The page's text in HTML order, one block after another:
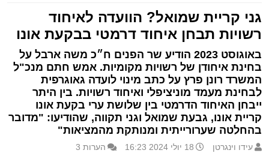
גני קריית שמואל? הוועדה לאיחוד
רשויות תבחן איחוד דרמטי בבקעת אונו
באוגוסט 2023 הודיע שר הפנים ח״כ משה ארבל על
בחינת איחודן של רשויות מקומיות. אמש חתם מנכ"ל
המשרד רונן פרץ על כתב מינוי לועדה גאוגרפית
לבחינת מעמד מוניציפלי ואיחוד רשויות. בין היתר
ייבחן האיחוד הדרמטי בין שלושת ערי בקעת אונו
קריית אונו, גבעת שמואל וגני תקווה, שהודיעו: "מדובר
בהחלטה שערורייתית ומנותקת מהמציאות"
עידו וינגרטן 18 יולי 2024 16:23 הערות 3